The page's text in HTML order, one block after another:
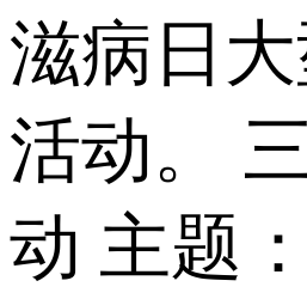
滋病日
活动。
动 主题